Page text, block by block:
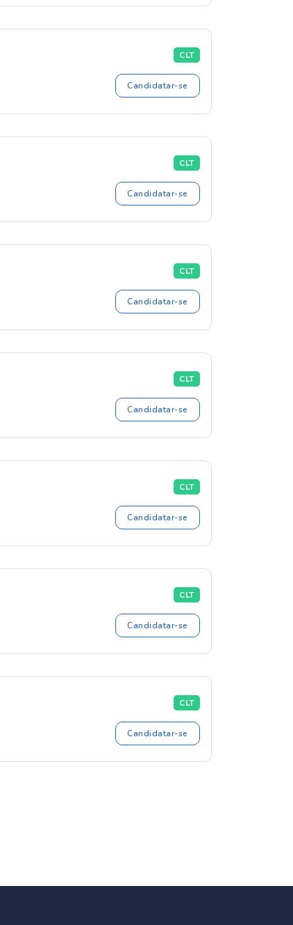
CLT
Candidatar-se
CLT
Candidatar-se
CLT
Candidatar-se
CLT
Candidatar-se
CLT
Candidatar-se
CLT
Candidatar-se
CLT
Candidatar-se